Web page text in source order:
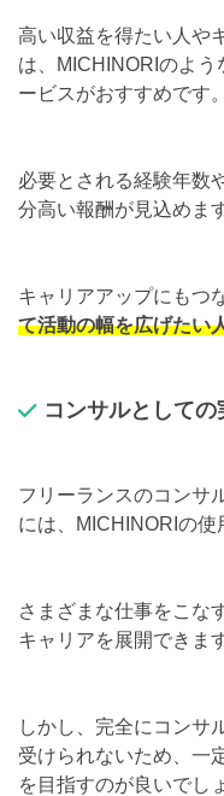
高い収益を得たい人や
は、MICHINORIのよ
ービスがおすすめです。
必要とされる経験年数
分高い報酬が見込めます
キャリアアップにもつ
て活動の幅を広げたい
コンサルとして
フリーランスのコンサ
には、MICHINORIの使
さまざまな仕事をこな
キャリアを展開できま
しかし、完全にコンサ
受けられないため、一
を目指すのが良いでし